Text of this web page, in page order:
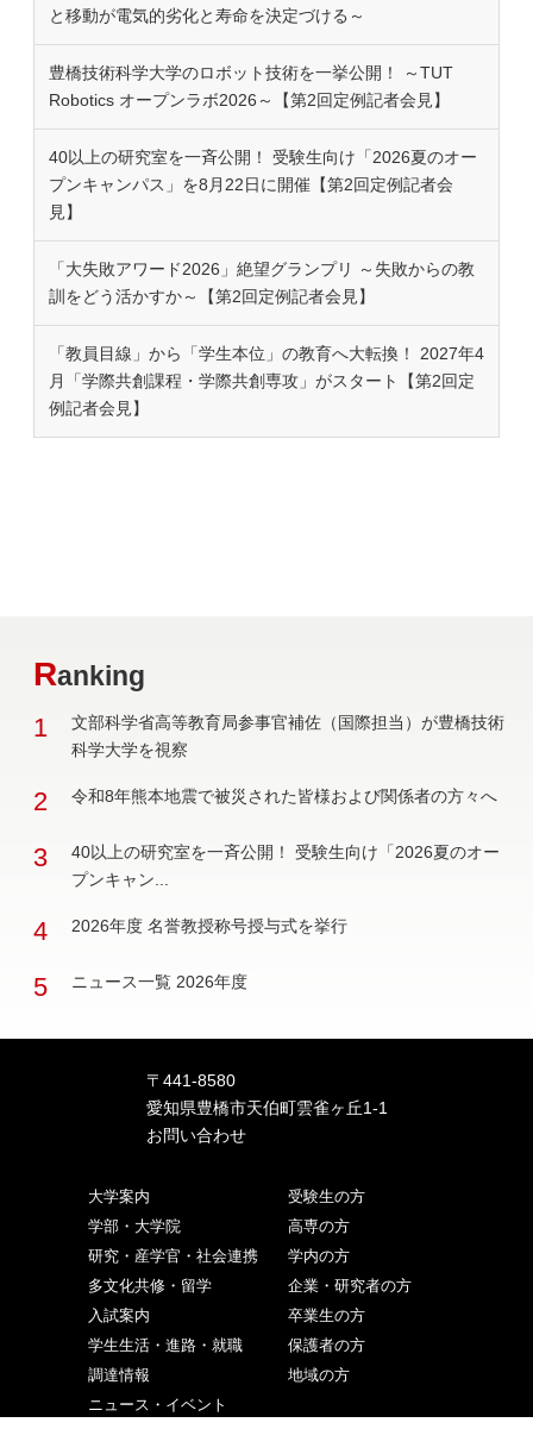
と移動が電気的劣化と寿命を決定づける～
豊橋技術科学大学のロボット技術を一挙公開！ ～TUT
Robotics オープンラボ2026～【第2回定例記者会見】
40以上の研究室を一斉公開！ 受験生向け「2026夏のオー
プンキャンパス」を8月22日に開催【第2回定例記者会
見】
「大失敗アワード2026」絶望グランプリ ～失敗からの教
訓をどう活かすか～【第2回定例記者会見】
「教員目線」から「学生本位」の教育へ大転換！ 2027年4
月「学際共創課程・学際共創専攻」がスタート【第2回定
例記者会見】
Ranking
1
文部科学省高等教育局参事官補佐（国際担当）が豊橋技術
科学大学を視察
2 令和8年熊本地震で被災された皆様および関係者の方々へ
3
40以上の研究室を一斉公開！ 受験生向け「2026夏のオー
プンキャン...
4 2026年度 名誉教授称号授与式を挙行
5 ニュース一覧 2026年度
〒441-8580
愛知県豊橋市天伯町雲雀ヶ丘1-1
お問い合わせ
大学案内
学部・大学院
研究・産学官・社会連携
多文化共修・留学
入試案内
学生生活・進路・就職
調達情報
ニュース・イベント
受験生の方
高専の方
学内の方
企業・研究者の方
卒業生の方
保護者の方
地域の方